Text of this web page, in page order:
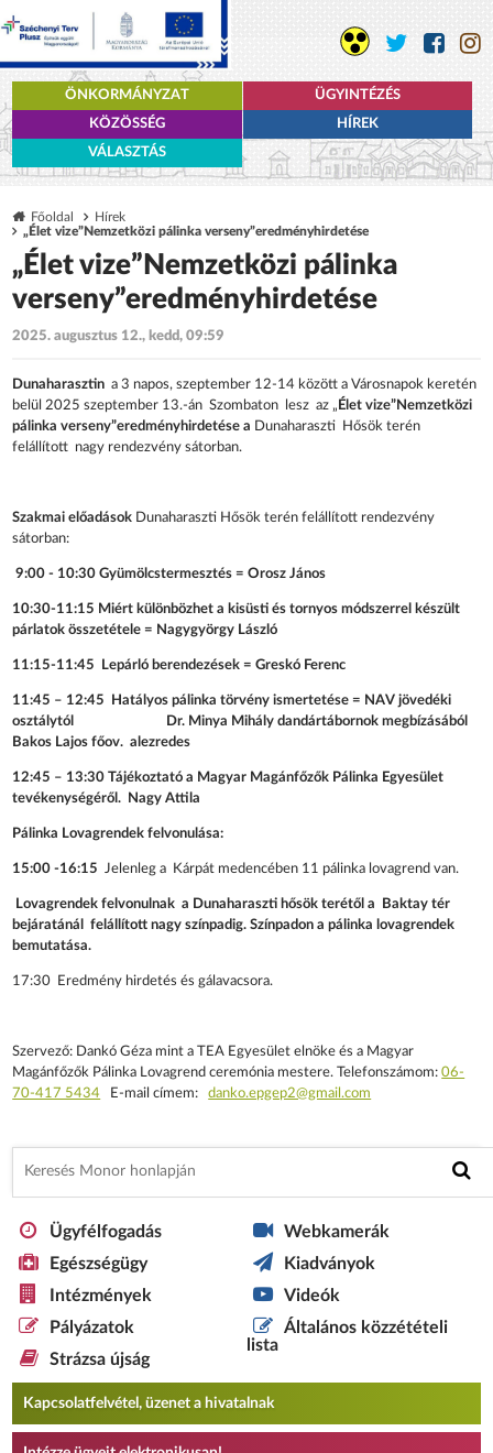
ÖNKORMÁNYZAT
ÜGYINTÉZÉS
KÖZÖSSÉG
HÍREK
VÁLASZTÁS
Főoldal
Hírek
„Élet vize”Nemzetközi pálinka verseny”eredményhirdetése
„Élet vize”Nemzetközi pálinka
verseny”eredményhirdetése
2025. augusztus 12., kedd, 09:59
Dunaharasztin a 3 napos, szeptember 12-14 között a Városnapok keretén
belül 2025 szeptember 13.-án Szombaton lesz az „ Élet vize”Nemzetközi
pálinka verseny”eredményhirdetése a Dunaharaszti Hősök terén
felállított nagy rendezvény sátorban.
Szakmai előadások Dunaharaszti Hősök terén felállított rendezvény
sátorban:
9:00 - 10:30 Gyümölcstermesztés = Orosz János
10:30-11:15 Miért különbözhet a kisüsti és tornyos módszerrel készült
párlatok összetétele = Nagygyörgy László
11:15-11:45 Lepárló berendezések = Greskó Ferenc
11:45 – 12:45
Hatályos pálinka törvény ismertetése = NAV jövedéki
osztálytól Dr. Minya Mihály dandártábornok megbízásából
Bakos Lajos főov. alezredes
12:45 – 13:30 Tájékoztató a Magyar Magánfőzők Pálinka Egyesület
tevékenységéről. Nagy Attila
Pálinka Lovagrendek felvonulása:
15:00 -16:15 Jelenleg a Kárpát medencében 11 pálinka lovagrend van.
Lovagrendek felvonulnak a Dunaharaszti hősök terétől a Baktay tér
bejáratánál felállított nagy színpadig. Színpadon a pálinka lovagrendek
bemutatása.
17:30 Eredmény hirdetés és gálavacsora.
Szervező: Dankó Géza mint a TEA Egyesület elnöke és a Magyar
Magánfőzők Pálinka Lovagrend ceremónia mestere. Telefonszámom:06-
70-417 5434 E-mail címem:danko.epgep2@gmail.com
Ügyfélfogadás
Egészségügy
Intézmények
Pályázatok
Strázsa újság
Webkamerák
Kiadványok
Videók
Általános közzétételi
lista
Kapcsolatfelvétel, üzenet a hivatalnak